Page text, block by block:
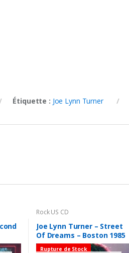
Étiquette : Joe Lynn Turner
Rock US CD
Joe Lynn Turner – Street
Of Dreams – Boston 1985
– CD
Rupture de Stock